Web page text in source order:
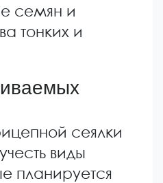
семян и
тонких и
сеялки
виды
планируется